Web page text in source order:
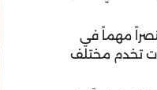
مهماً في
تخدم مختلف